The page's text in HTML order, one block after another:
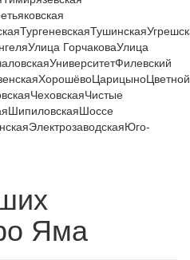
ТургеневскаяТушинская
Улица ГорчаковаУлица
УниверситетФилевский
ХорошёвоЦарицыноЦветной
ЧеховскаяЧистые
ШипиловскаяШоссе
ЭлектрозаводскаяЮго-
Яма